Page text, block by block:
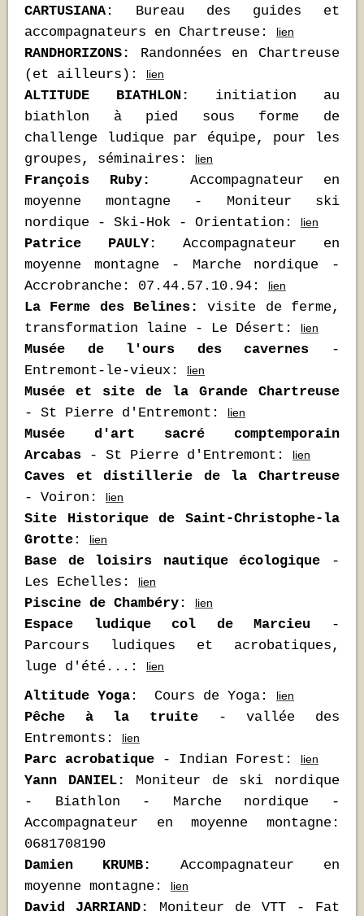
CARTUSIANA : Bureau des guides et
accompagnateurs en Chartreuse:
lien
RANDHORIZONS:
Randonnées en Chartreuse
(et ailleurs):
lien
ALTITUDE BIATHLON:
initiation au
biathlon à pied sous forme de
challenge ludique par équipe, pour les
groupes, séminaires:
lien
François Ruby:
Accompagnateur en
moyenne montagne - Moniteur ski
nordique - Ski-Hok - Orientation:
lien
Patrice PAULY:
Accompagnateur en
moyenne montagne - Marche nordique -
Accrobranche: 07.44.57.10.94:
lien
La Ferme des Belines:
visite de ferme,
transformation laine - Le Désert:
lien
Musée de l'ours des cavernes -
Entremont-le-vieux:
lien
Musée et site de la Grande Chartreuse
- St Pierre d'Entremont:
lien
Musée d'art sacré comptemporain
Arcabas - St Pierre d'Entremont: lien
Caves et distillerie de la Chartreuse
- Voiron:
lien
Site Historique de Saint-Christophe-la
Grotte : lien
Base de loisirs nautique écologique
-
Les Echelles:
lien
Piscine de Chambéry : lien
Espace ludique col de Marcieu
-
Parcours ludiques et acrobatiques,
luge d'été...:
lien
Altitude Yoga : Cours de Yoga: lien
Pêche à la truite - vallée des
Entremonts:
lien
Parc acrobatique - Indian Forest: lien
Yann DANIEL:
Moniteur de ski nordique
- Biathlon - Marche nordique -
Accompagnateur en moyenne montagne:
0681708190
Damien KRUMB:
Accompagnateur en
moyenne montagne:
lien
David JARRIAND:
Moniteur de VTT - Fat